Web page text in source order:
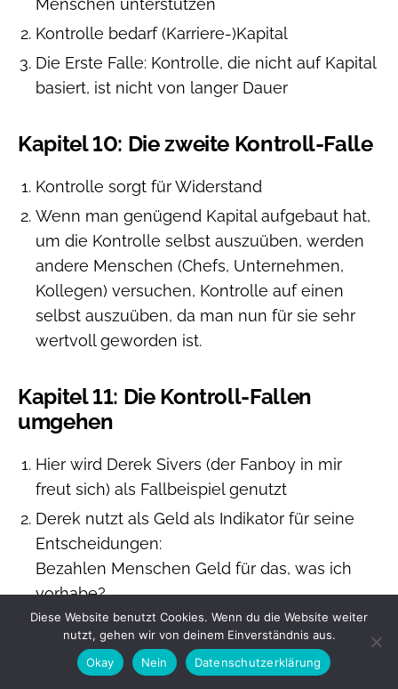
Kontrolle bedarf (Karriere-)Kapital
Die Erste Falle: Kontrolle, die nicht auf Kapital
basiert, ist nicht von langer Dauer
Kapitel 10: Die zweite Kontroll-Falle
Kontrolle sorgt für Widerstand
Wenn man genügend Kapital aufgebaut hat,
um die Kontrolle selbst auszuüben, werden
andere Menschen (Chefs, Unternehmen,
Kollegen) versuchen, Kontrolle auf einen
selbst auszuüben, da man nun für sie sehr
wertvoll geworden ist.
Kapitel 11: Die Kontroll-Fallen
umgehen
Hier wird Derek Sivers (der Fanboy in mir
freut sich) als Fallbeispiel genutzt
Derek nutzt als Geld als Indikator für seine
Entscheidungen:
Bezahlen Menschen Geld für das, was ich
vorhabe?
Das sollte nicht nur theoretisch sein, sondern
„im Kleinen“ ausprobiert werden
Diese Website benutzt Cookies. Wenn du die Website weiter
nutzt, gehen wir von deinem Einverständnis aus.
Okay
Nein Datenschutzerklärung